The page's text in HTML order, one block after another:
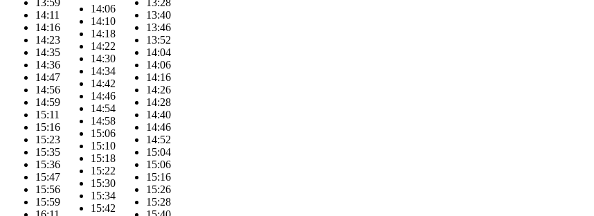
13:59
14:11
14:16
14:23
14:35
14:36
14:47
14:56
14:59
15:11
15:16
15:23
15:35
15:36
15:47
15:56
15:59
14:06
14:10
14:18
14:22
14:30
14:34
14:42
14:46
14:54
14:58
15:06
15:10
15:18
15:22
15:30
15:34
15:42
13:28
13:40
13:46
13:52
14:04
14:06
14:16
14:26
14:28
14:40
14:46
14:52
15:04
15:06
15:16
15:26
15:28